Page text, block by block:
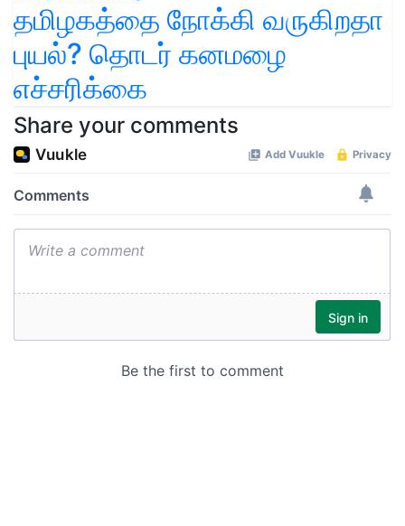
தமிழகத்தை நோக்கி வருகிறதா
புயல்? தொடர் கனமழை
எச்சரிக்கை
Share your comments